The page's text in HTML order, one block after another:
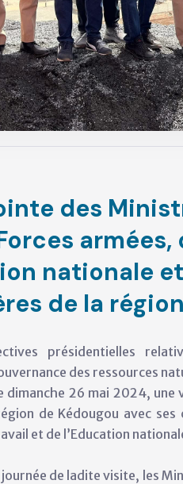
des
nationale
de la
présidentielles
des ressources
dimanche 26 mai 2024,
de Kédougou avec
et de l’Education
de ladite visite, les